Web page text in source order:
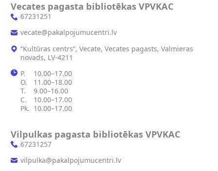
Vecates pagasta bibliotēkas VPVKAC
67231251
vecate@pakalpojumucentri.lv
“Kultūras centrs”, Vecate, Vecates pagasts, Valmieras
novads, LV-4211
P.
10.00–17.00
O.
11.00–18.00
T.
9.00–16.00
C.
10.00–17.00
Pk. 10.00–17.00
Vilpulkas pagasta bibliotēkas VPVKAC
67231257
vilpulka@pakalpojumucentri.lv